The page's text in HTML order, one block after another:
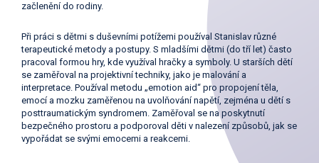
začlenění do rodiny.
Při práci s dětmi s duševními potížemi používal Stanislav různé
terapeutické metody a postupy. S mladšími dětmi (do tří let) často
pracoval formou hry, kde využíval hračky a symboly. U starších dětí
se zaměřoval na projektivní techniky, jako je malování a
interpretace. Používal metodu „emotion aid“ pro propojení těla,
emocí a mozku zaměřenou na uvolňování napětí, zejména u dětí s
posttraumatickým syndromem. Zaměřoval se na poskytnutí
bezpečného prostoru a podporoval děti v nalezení způsobů, jak se
vypořádat se svými emocemi a reakcemi.